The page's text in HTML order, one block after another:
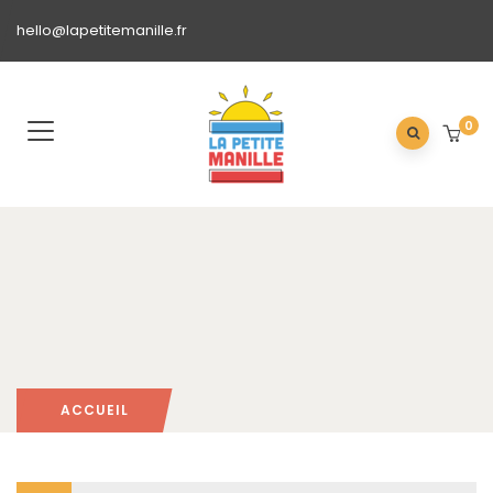
hello@lapetitemanille.fr
0
ACCUEIL